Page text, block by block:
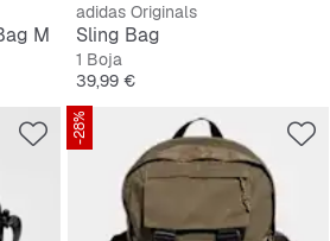
M
adidas Originals
Sling Bag
1 Boja
Cijena
39,99 €
-28%